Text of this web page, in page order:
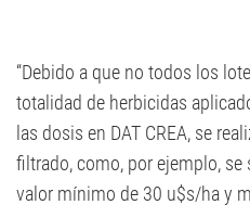
“Debido a que no todos los
totalidad de herbicidas
las dosis en DAT CREA, se
filtrado, como, por ejemplo,
valor mínimo de 30 u$s/ha y